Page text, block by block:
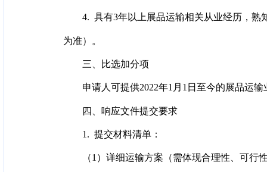
4. 具有3年以上展品运输相关从业经历，熟
为准）。
三、比选加分项
申请人可提供2022年1月1日至今的展品运
四、响应文件提交要求
1. 提交材料清单：
（1）详细运输方案（需体现合理性、可行